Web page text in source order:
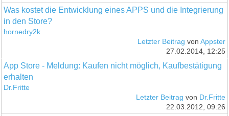
Was kostet die Entwicklung eines APPS und die Integrierung
in den Store?
hornedry2k
Letzter Beitrag von Appster
27.02.2014, 12:25
App Store - Meldung: Kaufen nicht möglich, Kaufbestätigung
erhalten
Dr.Fritte
Letzter Beitrag von Dr.Fritte
22.03.2012, 09:26